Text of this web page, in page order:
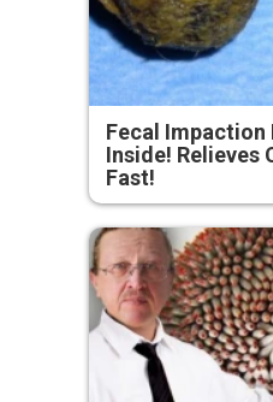
Fecal Impaction
Inside! Relieves
Fast!